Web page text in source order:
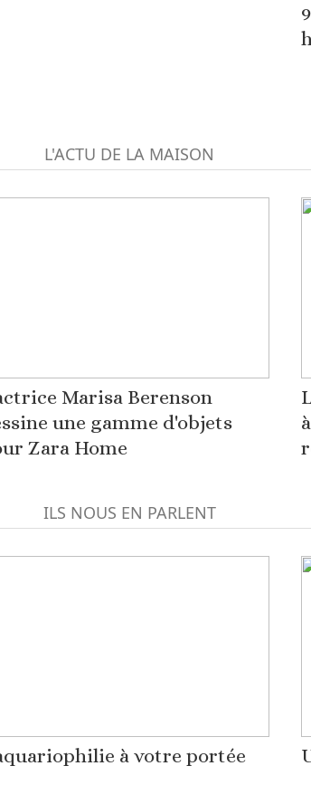
L'ACTU DE LA MAISON
Marisa Berenson
une gamme d'objets
Zara Home
ILS NOUS EN PARLENT
à votre portée